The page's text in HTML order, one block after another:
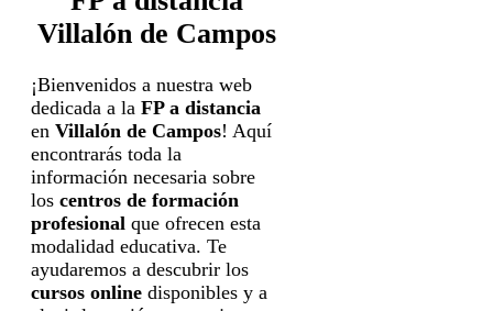
Villalón de Campos
¡Bienvenidos a nuestra web
dedicada a la FP a distancia
en Villalón de Campos! Aquí
encontrarás toda la
información necesaria sobre
los centros de formación
profesional que ofrecen esta
modalidad educativa. Te
ayudaremos a descubrir los
cursos online disponibles y a